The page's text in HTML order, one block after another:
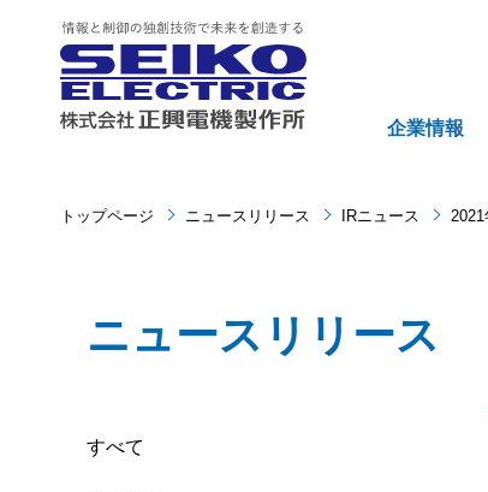
企業情報
トップページ ニュースリリース IRニュース 2021
ニュースリリース
すべて